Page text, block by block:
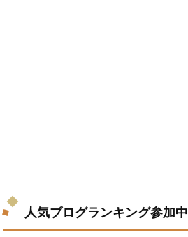
人気ブログランキング参加中